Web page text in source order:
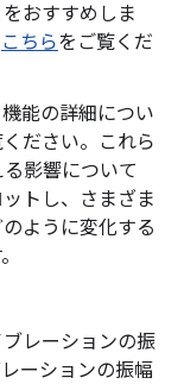
おすすめしま
こちらをご覧くだ
能の詳細につい
ださい。これら
影響について
トし、さまざま
ように変化する
レーションの振
ーションの振幅